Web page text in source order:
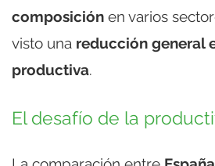
composición en varios
visto una reducción general
productiva.
El desafío de la